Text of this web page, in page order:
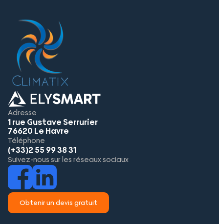
Adresse
1 rue Gustave Serrurier
76620 Le Havre
Téléphone
(+33)2 55 99 38 31
Suivez-nous sur les réseaux sociaux
Obtenir un devis gratuit